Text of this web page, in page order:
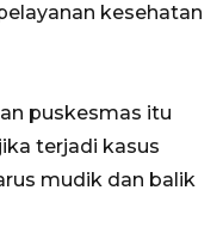
kesehatan
puskesmas itu
terjadi kasus
mudik dan balik